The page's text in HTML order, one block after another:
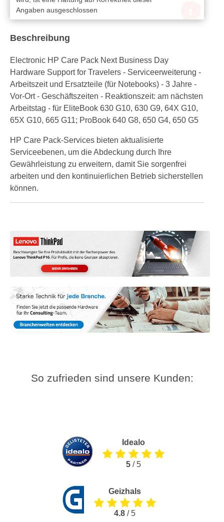
Angaben ausgeschlossen
Beschreibung
Electronic HP Care Pack Next Business Day
Hardware Support for Travelers - Serviceerweiterung -
Arbeitszeit und Ersatzteile (für Notebooks) - 3 Jahre -
Vor-Ort - Geschäftszeiten - Reaktionszeit: am nächsten
Arbeitstag - für EliteBook 630 G10, 630 G9, 64X G10,
65X G10, 665 G11; ProBook 640 G8, 650 G4, 650 G5
HP Care Pack-Services bieten aktualisierte
Serviceebenen, um die Abdeckung durch Ihre
Gewährleistung zu erweitern, damit Sie sorgenfrei
arbeiten und den kontinuierlichen Betrieb sicherstellen
können.
So zufrieden sind unsere Kunden:
Idealo
5/ 5
Geizhals
4.8 / 5